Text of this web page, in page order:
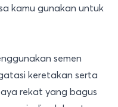
kamu gunakan untuk
semen
keretakan serta
rekat yang bagus